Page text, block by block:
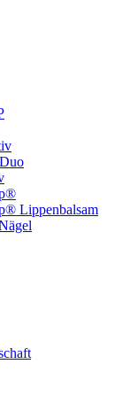
Lippenbalsam